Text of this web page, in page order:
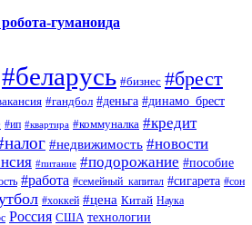
гуманоида
#беларусь #бизнес #брест
#гандбол #деньга #динамо_брест
#ип #квартира #коммуналка #кредит
#недвижимость #новости
#питание #подорожание #пособие
#работа #семейный_капитал #сигарета #сон
#хоккей #цена Китай Наука
Россия США технологии